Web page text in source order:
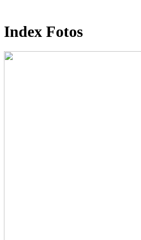
Index Fotos